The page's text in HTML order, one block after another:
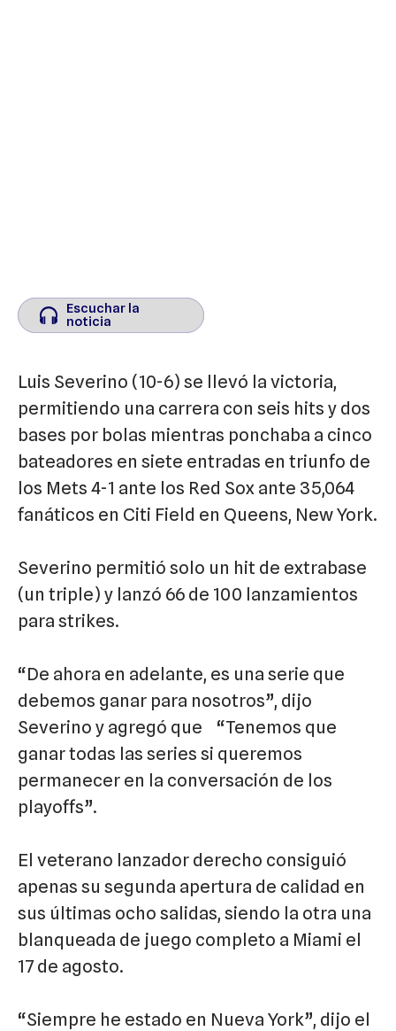
Escuchar la
noticia
Escuchar la
noticia
Luis Severino (10-6) se llevó la victoria,
permitiendo una carrera con seis hits y dos
bases por bolas mientras ponchaba a cinco
bateadores en siete entradas en triunfo de
los Mets 4-1 ante los Red Sox ante 35,064
fanáticos en Citi Field en Queens, New York.
Severino permitió solo un hit de extrabase
(un triple) y lanzó 66 de 100 lanzamientos
para strikes.
“De ahora en adelante, es una serie que
debemos ganar para nosotros”, dijo
Severino y agregó que “Tenemos que
ganar todas las series si queremos
permanecer en la conversación de los
playoffs”.
El veterano lanzador derecho consiguió
apenas su segunda apertura de calidad en
sus últimas ocho salidas, siendo la otra una
blanqueada de juego completo a Miami el
17 de agosto.
“Siempre he estado en Nueva York”, dijo el